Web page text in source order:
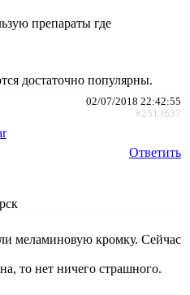
препараты где
достаточно популярны.
02/07/2018 22:42:55
#2513657
Ответить
меламиновую кромку. Сейчас
то нет ничего страшного.